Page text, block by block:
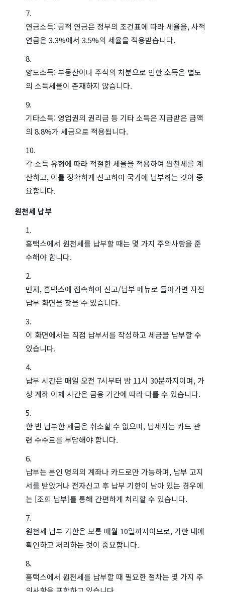
연금소득: 공적 연금은 정부의 조건표에 따라 세율을, 사적
연금은 3.3%에서 3.5%의 세율을 적용받습니다.
양도소득: 부동산이나 주식의 처분으로 인한 소득은 별도
의 소득세율이 존재하지 않습니다.
기타소득: 영업권의 권리금 등 기타 소득은 지급받은 금액
의 8.8%가 세금으로 적용됩니다.
각 소득 유형에 따라 적절한 세율을 적용하여 원천세를 계
산하고, 이를 정확하게 신고하여 국가에 납부하는 것이 중
요합니다.
원천세 납부
홈택스에서 원천세를 납부할 때는 몇 가지 주의사항을 준
수해야 합니다.
먼저, 홈택스에 접속하여 신고/납부 메뉴로 들어가면 자진
납부 화면을 찾을 수 있습니다.
이 화면에서는 직접 납부서를 작성하고 세금을 납부할 수
있습니다.
납부 시간은 매일 오전 7시부터 밤 11시 30분까지이며, 가
상 계좌 이체 시간은 금융 기간에 따라 다를 수 있습니다.
한 번 납부한 세금은 취소할 수 없으며, 납세자는 카드 관
련 수수료를 부담해야 합니다.
납부는 본인 명의의 계좌나 카드로만 가능하며, 납부 고지
서를 받았거나 전자신고 후 납부 기한이 남아 있는 경우에
는 [조회 납부]를 통해 간편하게 처리할 수 있습니다.
원천세 납부 기한은 보통 매월 10일까지이므로, 기한 내에
확인하고 처리하는 것이 중요합니다.
홈택스에서 원천세를 납부할 때 필요한 절차는 몇 가지 주